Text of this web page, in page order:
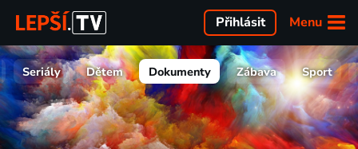
Menu
Přihlásit
Seriály Dětem Dokumenty Zábava Sport